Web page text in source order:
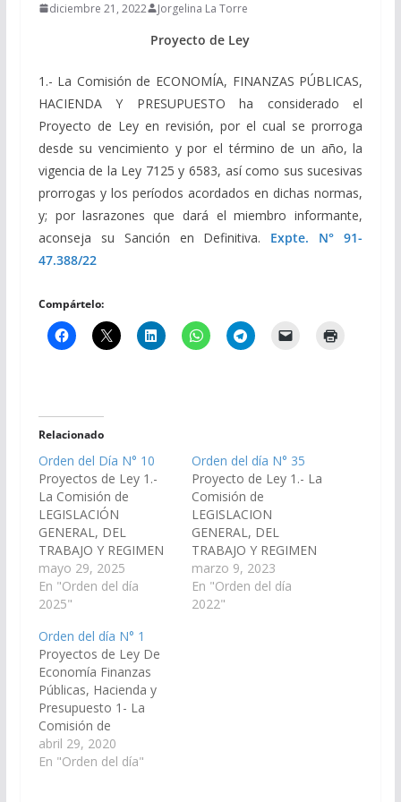
diciembre 21, 2022 Jorgelina La Torre
Proyecto de Ley
1.- La Comisión de ECONOMÍA, FINANZAS PÚBLICAS,
HACIENDA Y PRESUPUESTO ha considerado el
Proyecto de Ley en revisión, por el cual se prorroga
desde su vencimiento y por el término de un año, la
vigencia de la Ley 7125 y 6583, así como sus sucesivas
prorrogas y los períodos acordados en dichas normas,
y; por lasrazones que dará el miembro informante,
aconseja su Sanción en Definitiva. Expte. N° 91-
47.388/22
Compártelo:
Relacionado
Orden del Día N° 10
Proyectos de Ley 1.-
La Comisión de
LEGISLACIÓN
GENERAL, DEL
TRABAJO Y REGIMEN
PREVISIONAL, ha
considerado el
Proyecto de Ley en
modifica el artículo 5º
de la Ley 8006 -
Licencia por
Maternidad y
Paternidad; y, por las
razones que dará el
Miembro Informante,
aconseja…
mayo 29, 2025
En "Orden del día
2025"
Orden del día N° 35
Proyecto de Ley 1.- La
Comisión de
LEGISLACION
GENERAL, DEL
TRABAJO Y REGIMEN
PREVISIONAL ha
considerado el
Proyecto de Ley en
marzo 9, 2023
En "Orden del día
2022"
Orden del día N° 1
Proyectos de Ley De
Economía Finanzas
Públicas, Hacienda y
Presupuesto 1- La
Comisión de
ECONOMÍA,
FINANZAS PUBLICAS,
abril 29, 2020
En "Orden del día"